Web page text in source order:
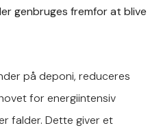
genbruges fremfor at blive
på deponi, reduceres
for energiintensiv
falder. Dette giver et